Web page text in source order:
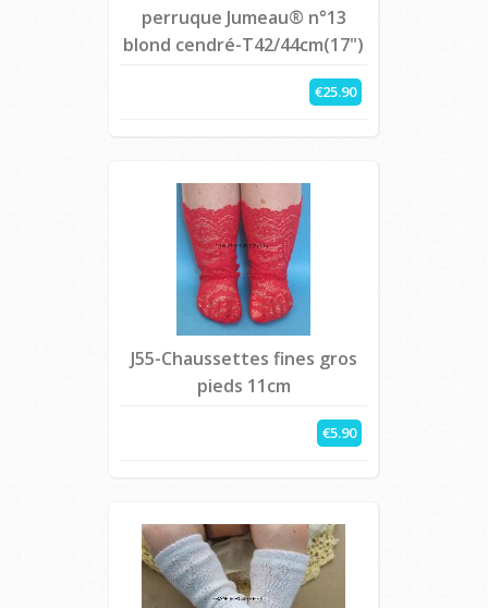
perruque Jumeau® n°13
blond cendré-T42/44cm(17")
€25.90
J55-Chaussettes fines gros
pieds 11cm
€5.90